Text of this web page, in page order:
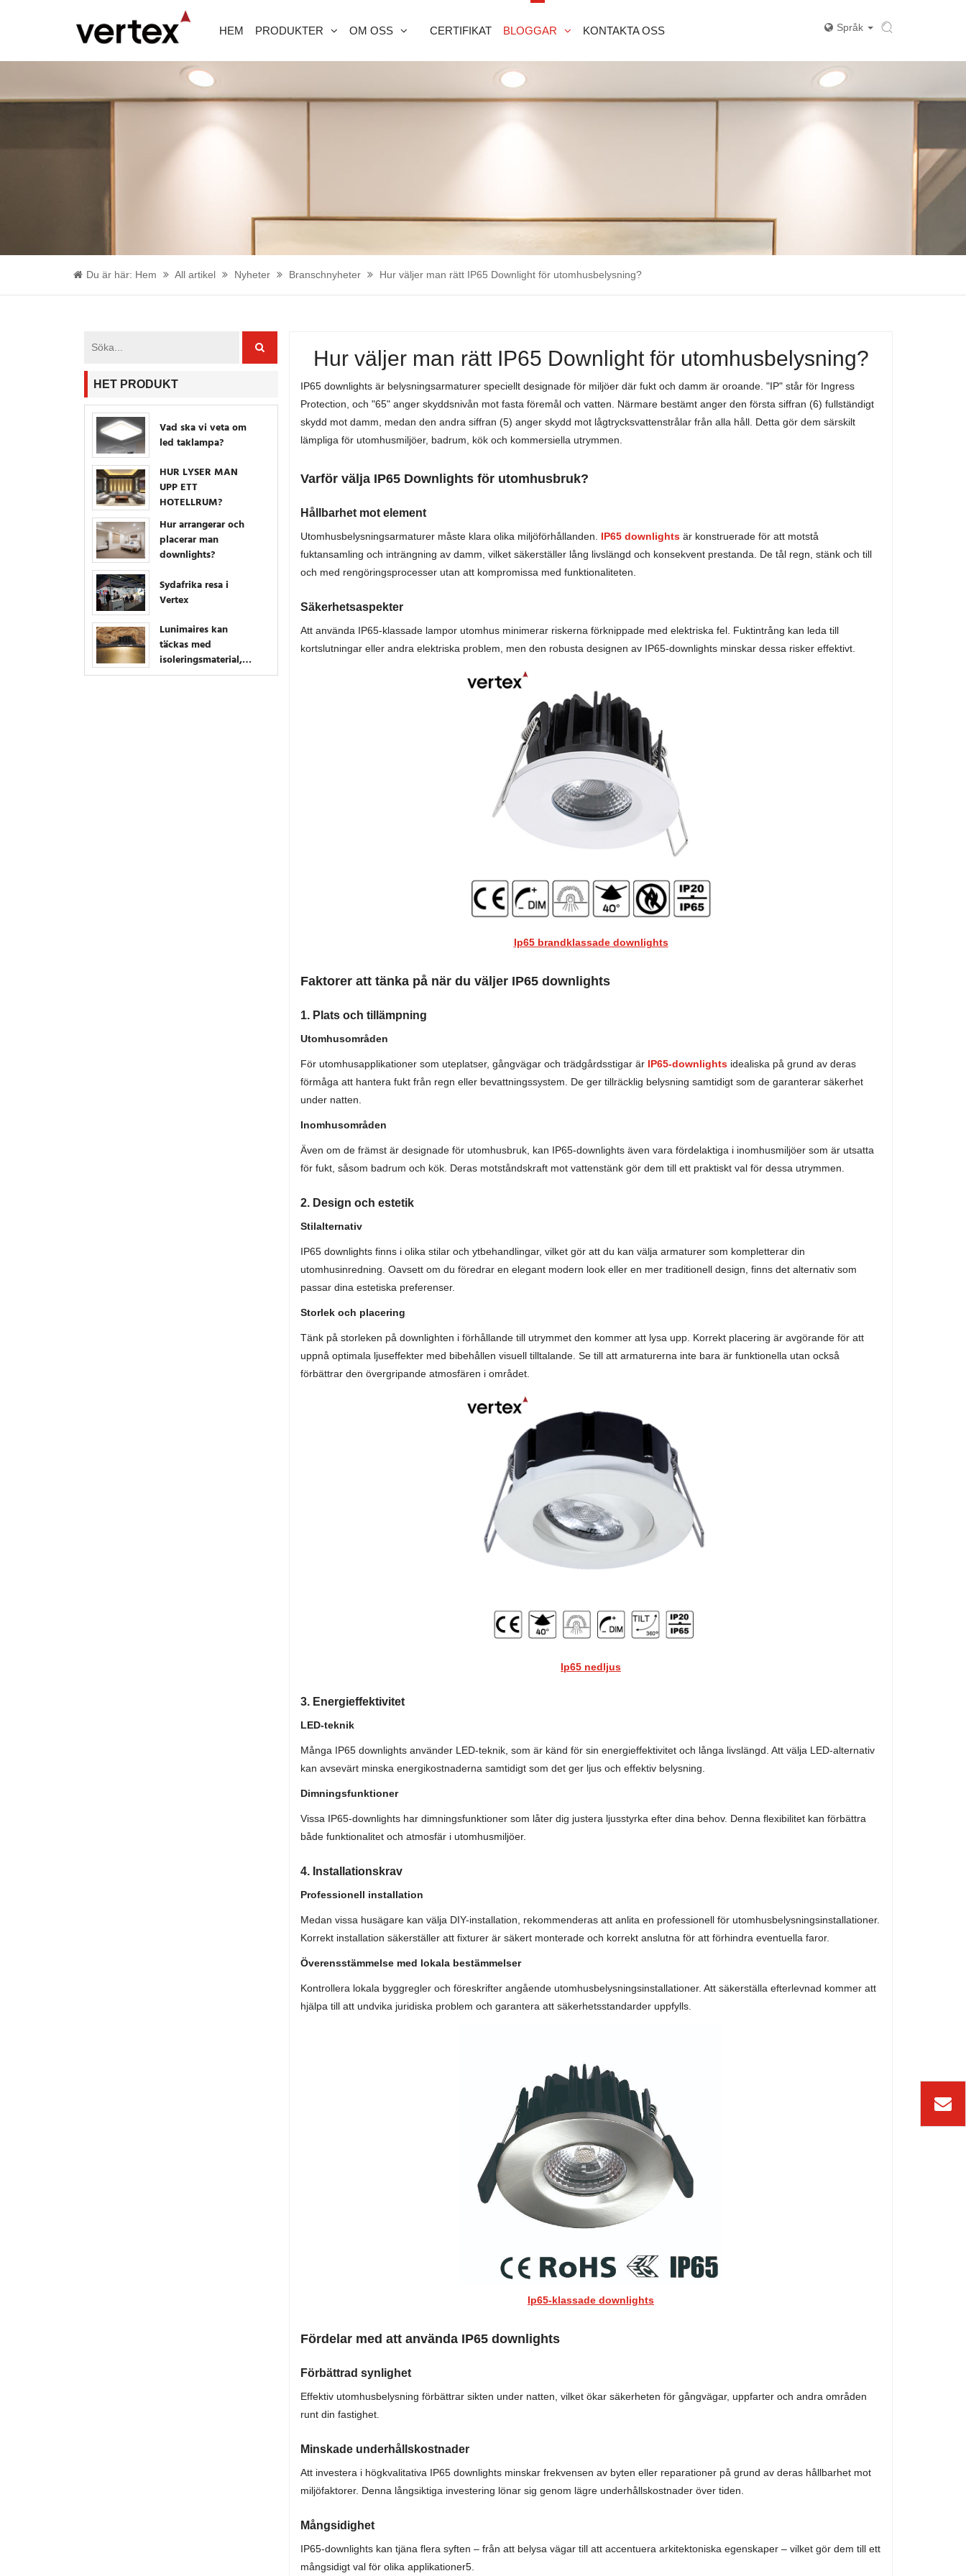
HEM PRODUKTER OM OSS CERTIFIKAT BLOGGAR KONTAKTA OSS Språk
Du är här: Hem All artikel Nyheter Branschnyheter Hur väljer man rätt IP65 Downlight för utomhusbelysning?
Hur väljer man rätt IP65 Downlight för utomhusbelysning?
IP65 downlights är belysningsarmaturer speciellt designade för miljöer där fukt och damm är oroande. "IP" står för Ingress
Protection, och "65" anger skyddsnivån mot fasta föremål och vatten. Närmare bestämt anger den första siffran (6) fullständigt
skydd mot damm, medan den andra siffran (5) anger skydd mot lågtrycksvattenstrålar från alla håll. Detta gör dem särskilt
lämpliga för utomhusmiljöer, badrum, kök och kommersiella utrymmen.
Varför välja IP65 Downlights för utomhusbruk?
Hållbarhet mot element
Utomhusbelysningsarmaturer måste klara olika miljöförhållanden. IP65 downlights är konstruerade för att motstå
fuktansamling och inträngning av damm, vilket säkerställer lång livslängd och konsekvent prestanda. De tål regn, stänk och till
och med rengöringsprocesser utan att kompromissa med funktionaliteten.
Säkerhetsaspekter
Att använda IP65-klassade lampor utomhus minimerar riskerna förknippade med elektriska fel. Fuktintrång kan leda till
kortslutningar eller andra elektriska problem, men den robusta designen av IP65-downlights minskar dessa risker effektivt.
Ip65 brandklassade downlights
Faktorer att tänka på när du väljer IP65 downlights
1. Plats och tillämpning
Utomhusområden
För utomhusapplikationer som uteplatser, gångvägar och trädgårdsstigar är IP65-downlights idealiska på grund av deras
förmåga att hantera fukt från regn eller bevattningssystem. De ger tillräcklig belysning samtidigt som de garanterar säkerhet
under natten.
Inomhusområden
Även om de främst är designade för utomhusbruk, kan IP65-downlights även vara fördelaktiga i inomhusmiljöer som är utsatta
för fukt, såsom badrum och kök. Deras motståndskraft mot vattenstänk gör dem till ett praktiskt val för dessa utrymmen.
2. Design och estetik
Stilalternativ
IP65 downlights finns i olika stilar och ytbehandlingar, vilket gör att du kan välja armaturer som kompletterar din
utomhusinredning. Oavsett om du föredrar en elegant modern look eller en mer traditionell design, finns det alternativ som
passar dina estetiska preferenser.
Storlek och placering
Tänk på storleken på downlighten i förhållande till utrymmet den kommer att lysa upp. Korrekt placering är avgörande för att
uppnå optimala ljuseffekter med bibehållen visuell tilltalande. Se till att armaturerna inte bara är funktionella utan också
förbättrar den övergripande atmosfären i området.
Ip65 nedljus
3. Energieffektivitet
LED-teknik
Många IP65 downlights använder LED-teknik, som är känd för sin energieffektivitet och långa livslängd. Att välja LED-alternativ
kan avsevärt minska energikostnaderna samtidigt som det ger ljus och effektiv belysning.
Dimningsfunktioner
Vissa IP65-downlights har dimningsfunktioner som låter dig justera ljusstyrka efter dina behov. Denna flexibilitet kan förbättra
både funktionalitet och atmosfär i utomhusmiljöer.
4. Installationskrav
Professionell installation
Medan vissa husägare kan välja DIY-installation, rekommenderas att anlita en professionell för utomhusbelysningsinstallationer.
Korrekt installation säkerställer att fixturer är säkert monterade och korrekt anslutna för att förhindra eventuella faror.
Överensstämmelse med lokala bestämmelser
Kontrollera lokala byggregler och föreskrifter angående utomhusbelysningsinstallationer. Att säkerställa efterlevnad kommer att
hjälpa till att undvika juridiska problem och garantera att säkerhetsstandarder uppfylls.
Ip65-klassade downlights
Fördelar med att använda IP65 downlights
Förbättrad synlighet
Effektiv utomhusbelysning förbättrar sikten under natten, vilket ökar säkerheten för gångvägar, uppfarter och andra områden
runt din fastighet.
Minskade underhållskostnader
Att investera i högkvalitativa IP65 downlights minskar frekvensen av byten eller reparationer på grund av deras hållbarhet mot
miljöfaktorer. Denna långsiktiga investering lönar sig genom lägre underhållskostnader över tiden.
Mångsidighet
IP65-downlights kan tjäna flera syften – från att belysa vägar till att accentuera arkitektoniska egenskaper – vilket gör dem till ett
mångsidigt val för olika applikationer5.
HET PRODUKT
Vad ska vi veta om
led taklampa?
HUR LYSER MAN
UPP ETT
HOTELLRUM?
Hur arrangerar och
placerar man
downlights?
Sydafrika resa i
Vertex
Lunimaires kan
täckas med
isoleringsmaterial,
ingen extra låda